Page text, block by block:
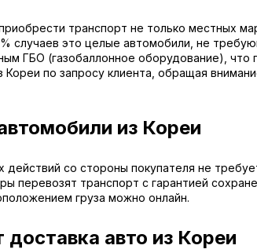
транспорт не только местных
случаев это целые автомобили, не
ГБО (газобаллонное оборудование),
по запросу клиента, обращая
из Кореи
действий со стороны покупателя не
перевозят транспорт с гарантией
груза можно онлайн.
доставка авто из Кореи